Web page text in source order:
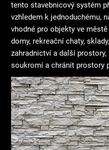
tento stavebnicový systém
vzhledem k jednoduchému,
vhodné pro objekty ve
domy, rekreační chaty,
zahradnictví a další
soukromí a chránit prostory